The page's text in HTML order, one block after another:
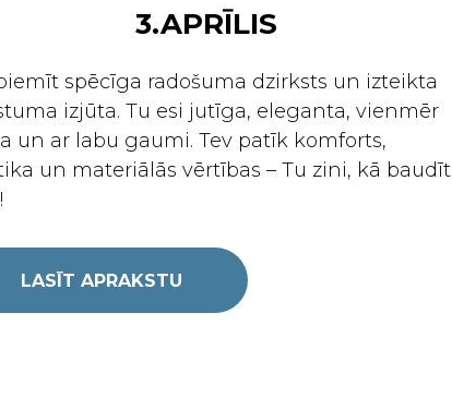
3.APRĪLIS
spēcīga radošuma dzirksts un izteikta
izjūta. Tu esi jutīga, eleganta, vienmēr
un ar labu gaumi. Tev patīk komforts,
un materiālās vērtības – Tu zini, kā baudīt
LASĪT APRAKSTU